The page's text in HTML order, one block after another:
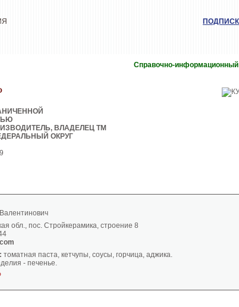
Справочно-информационный
ВЛАДЕЛЕЦ ТМ
ОКРУГ
обл., пос. Стройкерамика, строение 8
томатная паста, кетчупы, соусы, горчица, аджика.
- печенье.